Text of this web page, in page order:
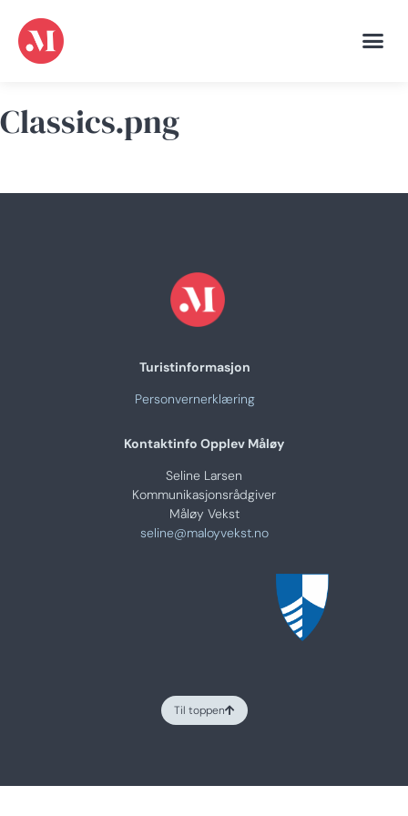
Classics.png
Turistinformasjon
Personvernerklæring
Kontaktinfo Opplev Måløy
Seline Larsen
Kommunikasjonsrådgiver
Måløy Vekst
seline@maloyvekst.no
Til toppen